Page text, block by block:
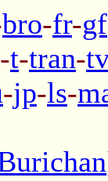
bro-fr-gf
-t-tran-
-jp-ls-